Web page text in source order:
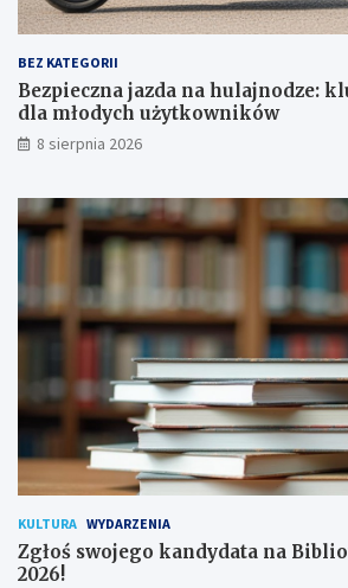
o
w
a
p
o
d
p
a
n
!
a
d
y
d
l
a
m
d
y
h
u
ż
o
n
i
ó
w
BEZ KATEGORII
Bezpieczna jazda na hulajnodze:
dla młodych użytkowników
8 sierpnia 2026
KULTURA WYDARZENIA
Zgłoś swojego kandydata na
2026!